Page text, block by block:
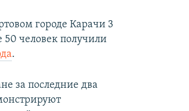
городе Карачи 3
50 человек получили
.
за последние два